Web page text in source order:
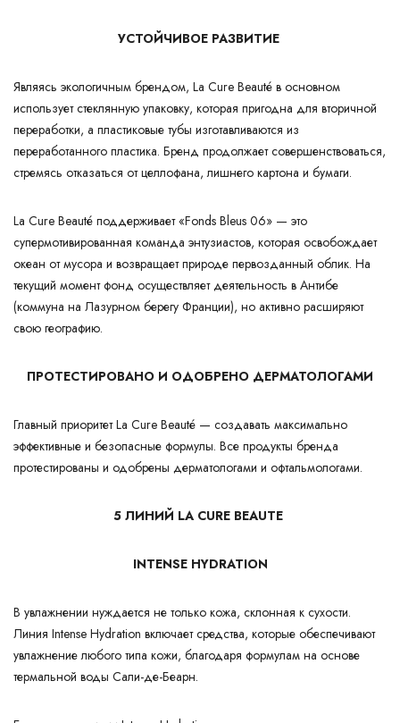
УСТОЙЧИВОЕ РАЗВИТИЕ
Являясь экологичным брендом, La Cure Beauté в основном
использует стеклянную упаковку, которая пригодна для вторичной
переработки, а пластиковые тубы изготавливаются из
переработанного пластика. Бренд продолжает совершенствоваться,
стремясь отказаться от целлофана, лишнего картона и бумаги.
La Cure Beauté поддерживает «Fonds Bleus 06» — это
супермотивированная команда энтузиастов, которая освобождает
океан от мусора и возвращает природе первозданный облик. На
текущий момент фонд осуществляет деятельность в Антибе
(коммуна на Лазурном берегу Франции), но активно расширяют
свою географию.
ПРОТЕСТИРОВАНО И ОДОБРЕНО ДЕРМАТОЛОГАМИ
Главный приоритет La Cure Beauté — создавать максимально
эффективные и безопасные формулы. Все продукты бренда
протестированы и одобрены дерматологами и офтальмологами.
5 ЛИНИЙ LA CURE BEAUTE
INTENSE HYDRATION
В увлажнении нуждается не только кожа, склонная к сухости.
Линия Intense Hydration включает средства, которые обеспечивают
увлажнение любого типа кожи, благодаря формулам на основе
термальной воды Сали-де-Беарн.